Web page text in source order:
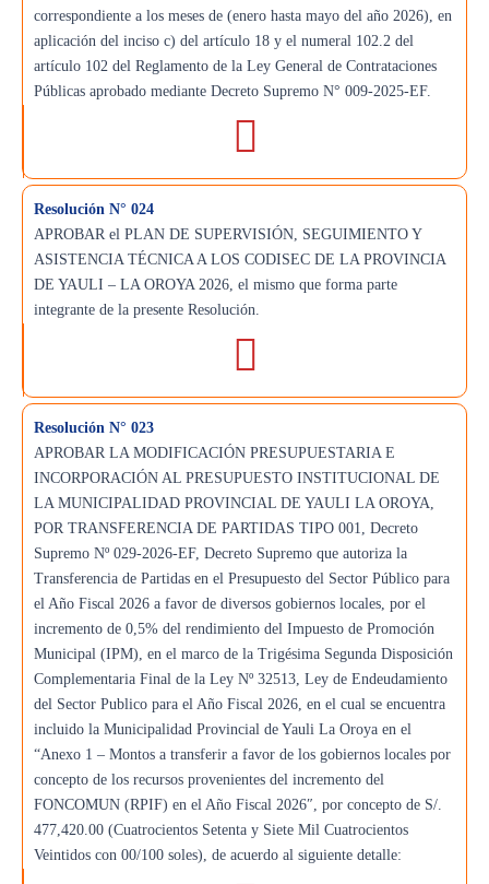
correspondiente a los meses de (enero hasta mayo del año 2026), en
aplicación del inciso c) del artículo 18 y el numeral 102.2 del
artículo 102 del Reglamento de la Ley General de Contrataciones
Públicas aprobado mediante Decreto Supremo N° 009-2025-EF.
Resolución N° 024
APROBAR el PLAN DE SUPERVISIÓN, SEGUIMIENTO Y
ASISTENCIA TÉCNICA A LOS CODISEC DE LA PROVINCIA
DE YAULI – LA OROYA 2026, el mismo que forma parte
integrante de la presente Resolución.
Resolución N° 023
APROBAR LA MODIFICACIÓN PRESUPUESTARIA E
INCORPORACIÓN AL PRESUPUESTO INSTITUCIONAL DE
LA MUNICIPALIDAD PROVINCIAL DE YAULI LA OROYA,
POR TRANSFERENCIA DE PARTIDAS TIPO 001, Decreto
Supremo Nº 029-2026-EF, Decreto Supremo que autoriza la
Transferencia de Partidas en el Presupuesto del Sector Público para
el Año Fiscal 2026 a favor de diversos gobiernos locales, por el
incremento de 0,5% del rendimiento del Impuesto de Promoción
Municipal (IPM), en el marco de la Trigésima Segunda Disposición
Complementaria Final de la Ley Nº 32513, Ley de Endeudamiento
del Sector Publico para el Año Fiscal 2026, en el cual se encuentra
incluido la Municipalidad Provincial de Yauli La Oroya en el
“Anexo 1 – Montos a transferir a favor de los gobiernos locales por
concepto de los recursos provenientes del incremento del
FONCOMUN (RPIF) en el Año Fiscal 2026″, por concepto de S/.
477,420.00 (Cuatrocientos Setenta y Siete Mil Cuatrocientos
Veintidos con 00/100 soles), de acuerdo al siguiente detalle: